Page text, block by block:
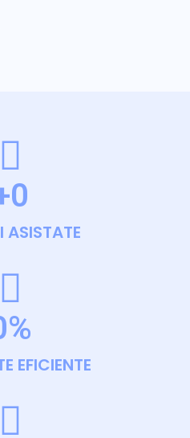
0
ASISTATE
%
EFICIENTE